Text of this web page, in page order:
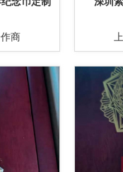
商